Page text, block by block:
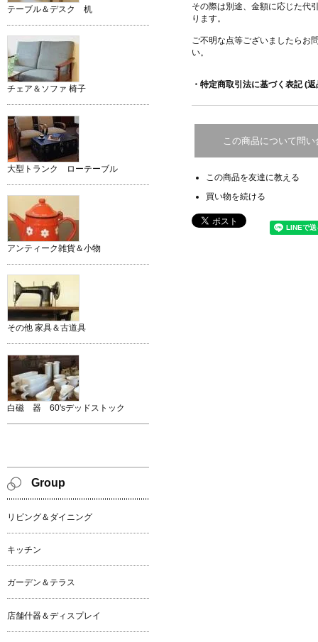
その際は別途、金額に応じた代
ります。
ご不明な点等ございましたらお
い。
・特定商取引法に基づく表記 (
この商品について問
この商品を友達に教える
買い物を続ける
テーブル＆デスク 机
チェア＆ソファ 椅子
大型トランク ローテーブル
アンティーク雑貨＆小物
その他 家具＆古道具
白磁 器 60'sデッドストック
Group
リビング＆ダイニング
キッチン
ガーデン＆テラス
店舗什器＆ディスプレイ